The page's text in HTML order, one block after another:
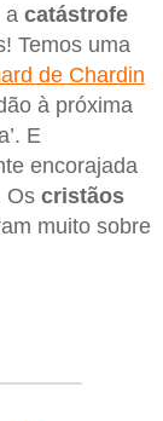
a catástrofe
Temos uma
de Chardin
à próxima
E
encorajada
Os cristãos
muito sobre